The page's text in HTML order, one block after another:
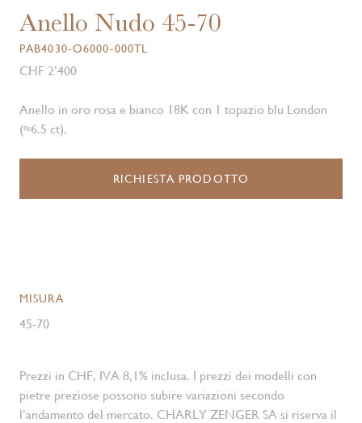
Anello Nudo 45-70
PAB4030-O6000-000TL
CHF 2’400
Anello in oro rosa e bianco 18K con 1 topazio blu London
(≈6.5 ct).
RICHIESTA PRODOTTO
MISURA
45-70
Prezzi in CHF, IVA 8,1% inclusa. I prezzi dei modelli con
pietre preziose possono subire variazioni secondo
l’andamento del mercato. CHARLY ZENGER SA si riserva il